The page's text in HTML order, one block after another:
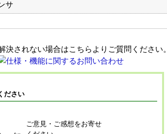
サ
決されない場合はこちらよりご質問ください。
ださい
ご意見・ご感想をお寄せ